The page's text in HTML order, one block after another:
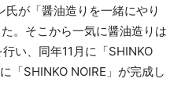
が「醤油造りを一緒にやり
。そこから一気に醤油造りは
い、同年11月に「SHINKO
「SHINKO NOIRE」が完成し